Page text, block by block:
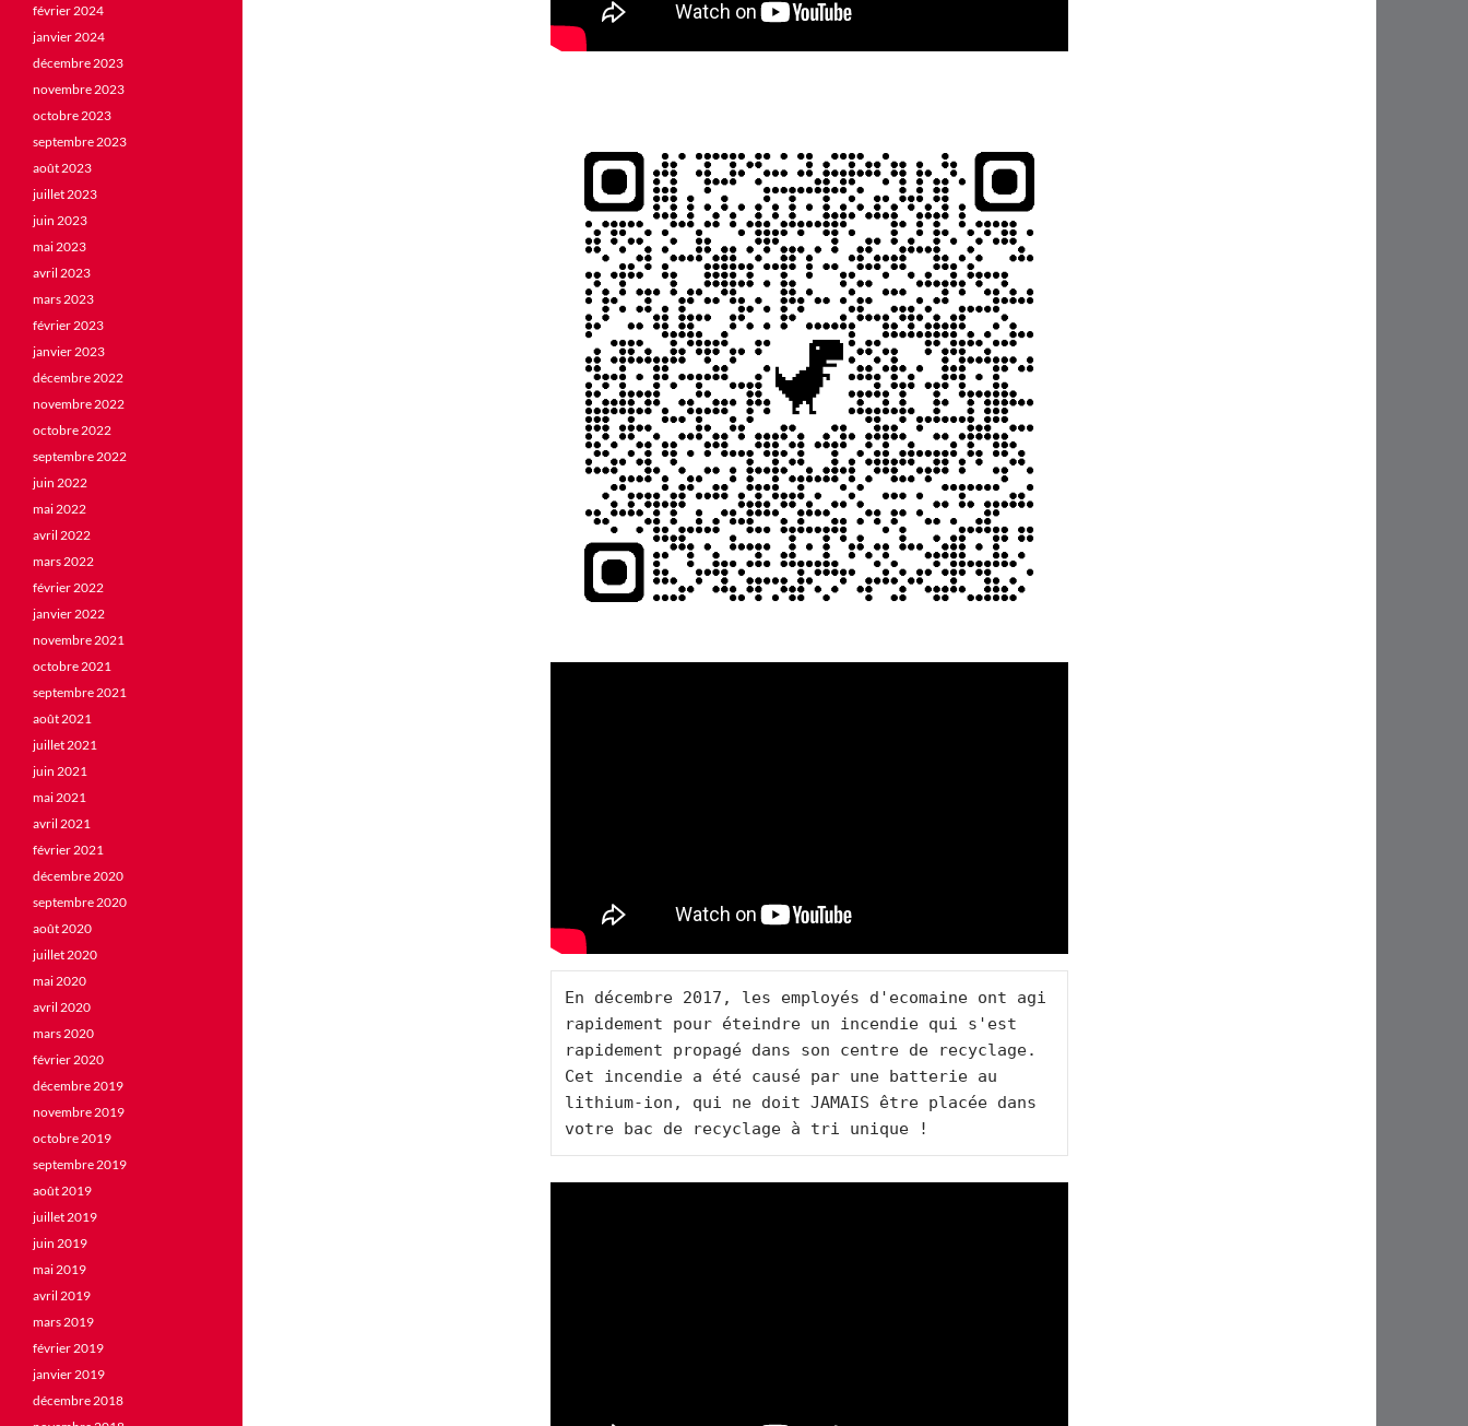
En décembre 2017, les employés d'ecomaine ont agi
rapidement pour éteindre un incendie qui s'est
rapidement propagé dans son centre de recyclage.
Cet incendie a été causé par une batterie au
lithium-ion, qui ne doit JAMAIS être placée dans
votre bac de recyclage à tri unique !
février 2024
janvier 2024
décembre 2023
novembre 2023
octobre 2023
septembre 2023
août 2023
juillet 2023
juin 2023
mai 2023
avril 2023
mars 2023
février 2023
janvier 2023
décembre 2022
novembre 2022
octobre 2022
septembre 2022
juin 2022
mai 2022
avril 2022
mars 2022
février 2022
janvier 2022
novembre 2021
octobre 2021
septembre 2021
août 2021
juillet 2021
juin 2021
mai 2021
avril 2021
février 2021
décembre 2020
septembre 2020
août 2020
juillet 2020
mai 2020
avril 2020
mars 2020
février 2020
décembre 2019
novembre 2019
octobre 2019
septembre 2019
août 2019
juillet 2019
juin 2019
mai 2019
avril 2019
mars 2019
février 2019
janvier 2019
décembre 2018